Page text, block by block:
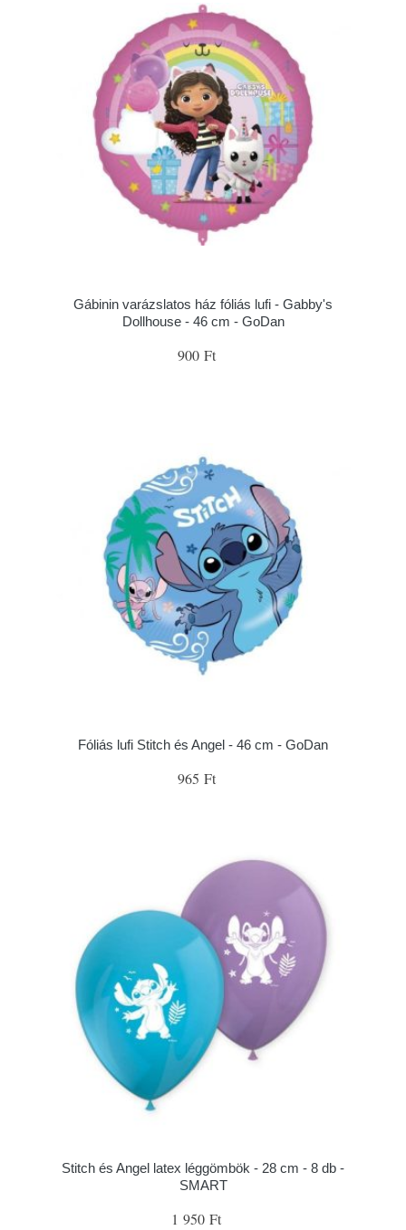
Gábinin varázslatos ház fóliás lufi - Gabby's
Dollhouse - 46 cm - GoDan
900 Ft
Fóliás lufi Stitch és Angel - 46 cm - GoDan
965 Ft
Stitch és Angel latex léggömbök - 28 cm - 8 db -
SMART
1 950 Ft